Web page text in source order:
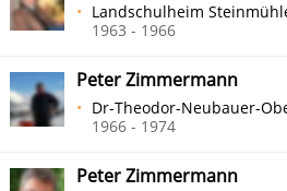
Landschulheim
1963 - 1966
Peter Zimmermann
Dr-Theodor-Neubauer-
1966 - 1974
Peter Zimmermann